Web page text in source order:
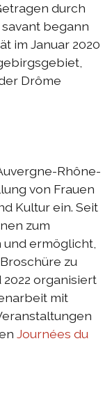
2025
2024
2023
durch
begann
im Januar 2020
Drôme
Rhône-
von Frauen
Kultur ein. Seit
zum
ermöglicht,
zu
2022 organisiert
mit
Journées du